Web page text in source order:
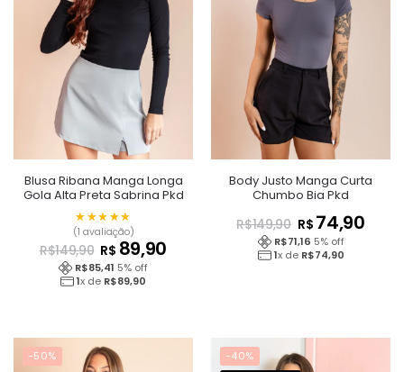
Blusa Ribana Manga Longa
Gola Alta Preta Sabrina Pkd
R$149,90 R$ 89,90
★★★★★
★★★★★
(1 avaliação)
R$85,41 5% off
1x de R$89,90
Body Justo Manga Curta
Chumbo Bia Pkd
R$149,90 R$ 74,90
R$71,16 5% off
1x de R$74,90
-50% -40%